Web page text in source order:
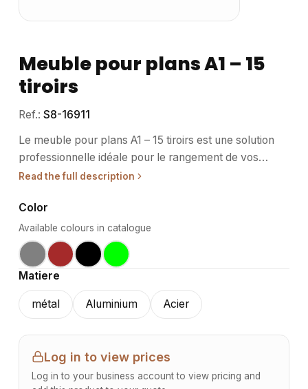
Meuble pour plans A1 – 15
tiroirs
Ref.: S8-16911
Le meuble pour plans A1 – 15 tiroirs est une solution
professionnelle idéale pour le rangement de vos
documents techniques. Conçu pour s'intégrer
combine fonctionnalité et esthétisme. • Usage /
destination : Ce meuble est particulièrement adapté
aux bureaux d'ingénieurs, de dessinateurs ou
d'architectes, où le rangement ordonné de dessins et
plans est crucial. Sa conception en fait un allié idéal
pour les espaces de travail nécessitant une
organisation rigoureuse. • Structure / matériaux : La
caractéristiques spécifiques des matériaux ne soient
pas précisées, la construction de type professionnel
Read the full description
Color
Available colours in catalogue
Matiere
métal Aluminium Acier
Log in to view prices
Log in to your business account to view pricing and